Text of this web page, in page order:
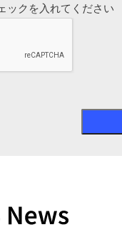
ックを入れてください